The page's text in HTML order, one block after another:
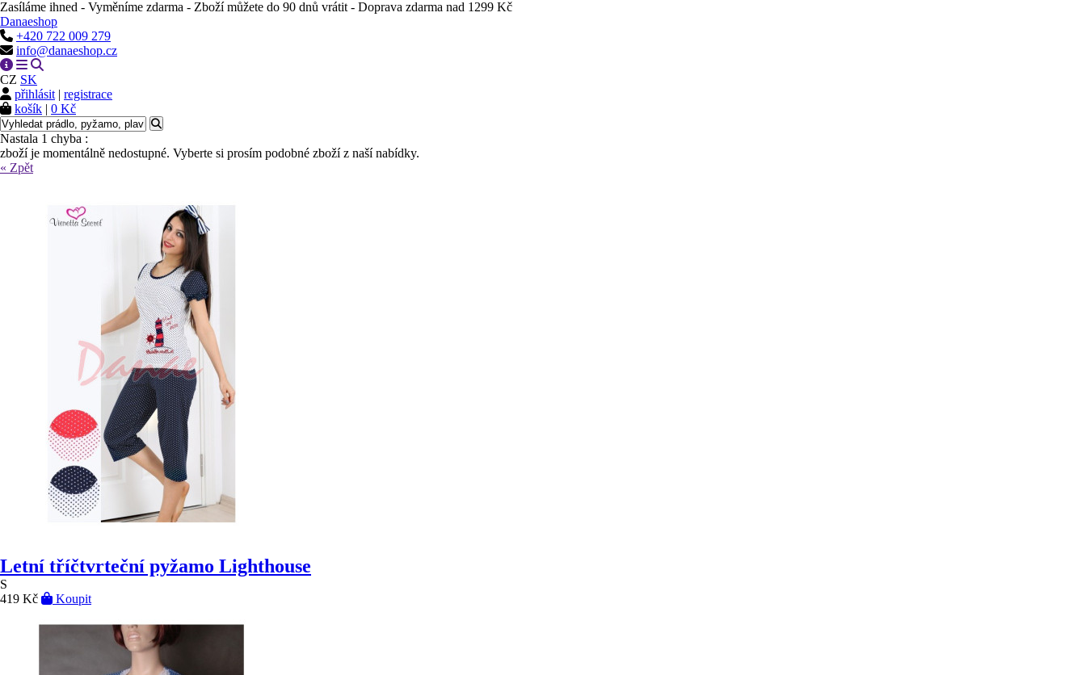
Zasíláme ihned - Vyměníme zdarma - Zboží můžete do 90 dnů vrátit - Doprava zdarma nad 1299 Kč
Danaeshop
+420 722 009 279
info@danaeshop.cz
CZ SK
přihlásit | registrace
košík | 0 Kč
Nastala 1 chyba :
zboží je momentálně nedostupné. Vyberte si prosím podobné zboží z naší nabídky.
« Zpět
Letní tříčtvrteční pyžamo Lighthouse
S
419 Kč
Koupit